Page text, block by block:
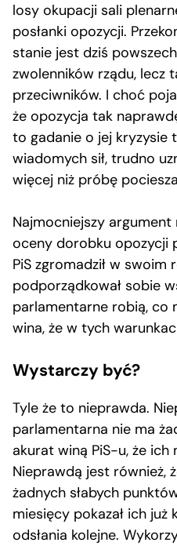
losy okupacji sali
posłanki opozycji.
stanie jest dziś
zwolenników rządu, lecz
przeciwników. I choć
że opozycja tak
to gadanie o jej kryzysie
wiadomych sił, trudno
więcej niż próbę
Najmocniejszy argument
oceny dorobku opozycji
PiS zgromadził w
podporządkował sobie
parlamentarne robią, co
wina, że w tych
Wystarczy być?
Tyle że to nieprawda.
parlamentarna nie ma
akurat winą PiS-u, że ich
Nieprawdą jest również,
żadnych słabych
miesięcy pokazał ich już
odsłania kolejne.